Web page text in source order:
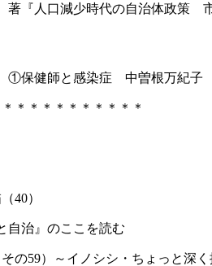
人口減少時代の自治体政策
①保健師と感染症 中曽根万紀子
＊＊＊＊＊＊＊＊＊＊
40）
自治』のここを読む
その59）～イノシシ・ちょっと深